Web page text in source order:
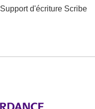
Support d'écriture Scribe